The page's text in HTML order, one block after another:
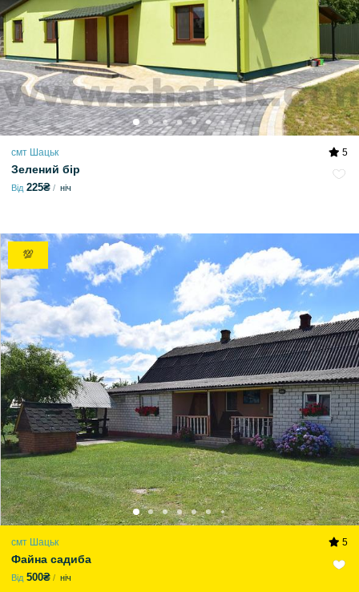
смт Шацьк 5
Зелений бір
Від 225₴ ніч
💯
смт Шацьк 5
Файна садиба
Від 500₴ ніч